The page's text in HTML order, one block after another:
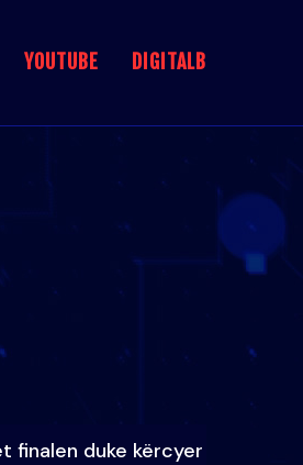
YOUTUBE DIGITALB
finalen duke kërcyer